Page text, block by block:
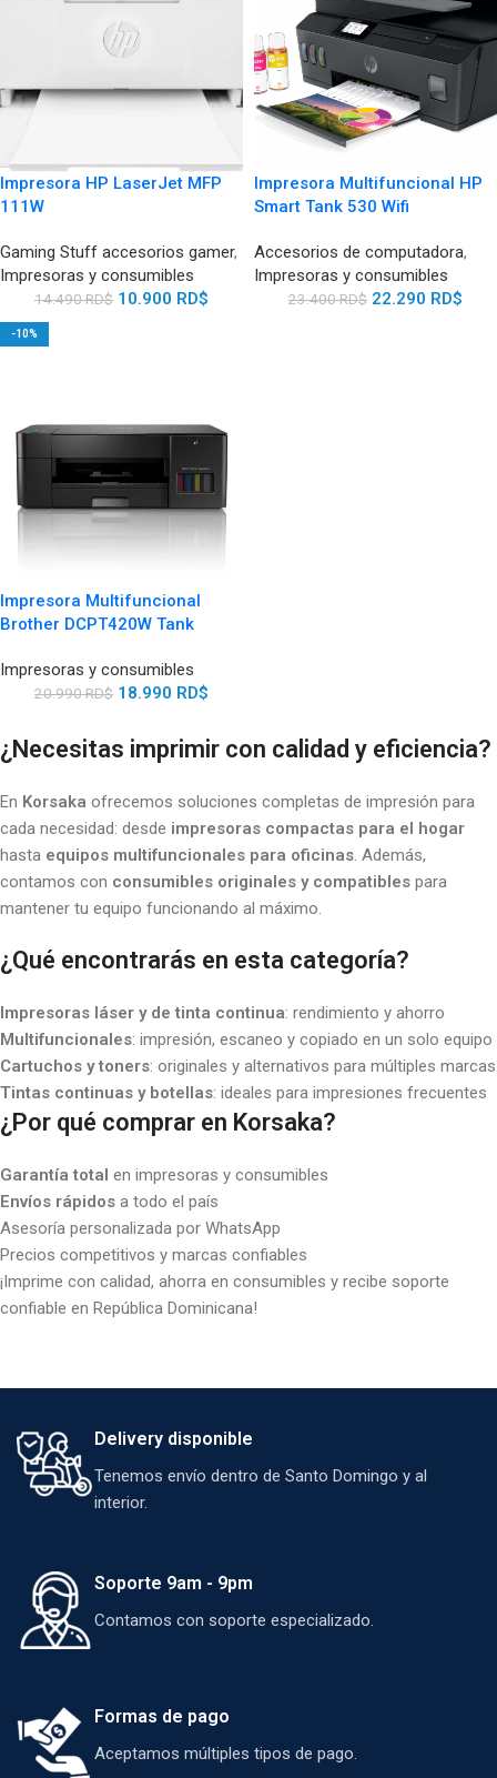
Impresora HP LaserJet MFP
111W
Gaming Stuff accesorios gamer,
Impresoras y consumibles
14.490RD$ 10.900 RD$
Impresora Multifuncional HP
Smart Tank 530 Wifi
Accesorios de computadora,
Impresoras y consumibles
23.400RD$ 22.290 RD$
-10%
Impresora Multifuncional
Brother DCPT420W Tank
Impresoras y consumibles
20.990RD$ 18.990 RD$
¿Necesitas imprimir con calidad y eficiencia?
En Korsaka ofrecemos soluciones completas de impresión para
cada necesidad: desde impresoras compactas para el hogar
hasta equipos multifuncionales para oficinas. Además,
contamos con consumibles originales y compatibles para
mantener tu equipo funcionando al máximo.
¿Qué encontrarás en esta categoría?
Impresoras láser y de tinta continua: rendimiento y ahorro
Multifuncionales: impresión, escaneo y copiado en un solo equipo
Cartuchos y toners: originales y alternativos para múltiples marcas
Tintas continuas y botellas: ideales para impresiones frecuentes
¿Por qué comprar en Korsaka?
Garantía total en impresoras y consumibles
Envíos rápidos a todo el país
Asesoría personalizada por WhatsApp
Precios competitivos y marcas confiables
¡Imprime con calidad, ahorra en consumibles y recibe soporte
confiable en República Dominicana!
Delivery disponible
Tenemos envío dentro de Santo Domingo y al
interior.
Soporte 9am - 9pm
Contamos con soporte especializado.
Formas de pago
Aceptamos múltiples tipos de pago.